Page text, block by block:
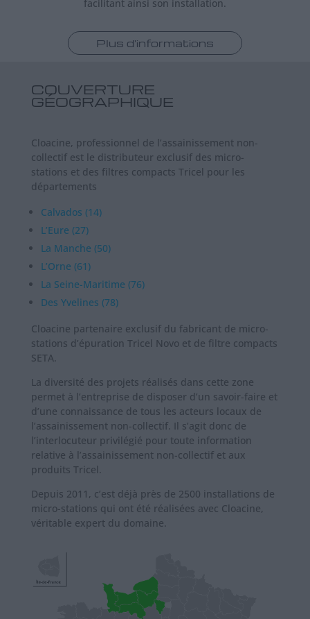
facilitant ainsi son installation.
Plus d'informations
COUVERTURE
GÉOGRAPHIQUE
Cloacine, professionnel de l’assainissement non-
collectif est le distributeur exclusif des micro-
stations et des filtres compacts Tricel pour les
départements
Calvados (14)
L’Eure (27)
La Manche (50)
L’Orne (61)
La Seine-Maritime (76)
Des Yvelines (78)
Cloacine partenaire exclusif du fabricant de micro-
stations d’épuration Tricel Novo et de filtre compacts
SETA.
La diversité des projets réalisés dans cette zone
permet à l’entreprise de disposer d’un savoir-faire et
d’une connaissance de tous les acteurs locaux de
l’assainissement non-collectif. Il s’agit donc de
l’interlocuteur privilégié pour toute information
relative à l’assainissement non-collectif et aux
produits Tricel.
Depuis 2011, c’est déjà près de 2500 installations de
micro-stations qui ont été réalisées avec Cloacine,
véritable expert du domaine.